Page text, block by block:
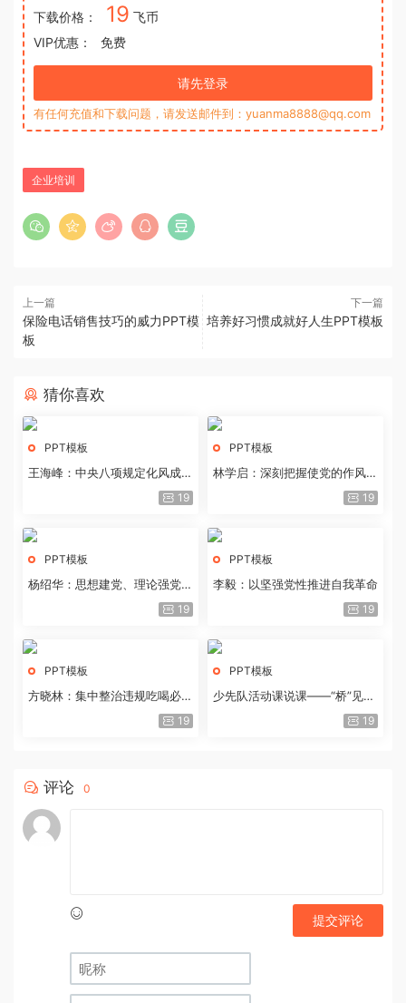
下载价格： 19 飞币
VIP优惠：
免费
请先登录
有任何充值和下载问题，请发送邮件到：yuanma8888@qq.com
企业培训
上一篇
保险电话销售技巧的威力PPT模
板
下一篇
培养好习惯成就好人生PPT模板
猜你喜欢
PPT模板
王海峰：中央八项规定化风成俗
19
PPT模板
林学启：深刻把握使党的作风全
19
PPT模板
杨绍华：思想建党、理论强党的
19
PPT模板
李毅：以坚强党性推进自我革命
19
PPT模板
方晓林：集中整治违规吃喝必须
19
PPT模板
少先队活动课说课——“桥”见中
19
评论 0
提交评论